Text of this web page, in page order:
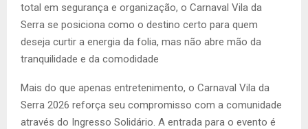
total em segurança e organização, o Carnaval Vila da
Serra se posiciona como o destino certo para quem
deseja curtir a energia da folia, mas não abre mão da
tranquilidade e da comodidade
Mais do que apenas entretenimento, o Carnaval Vila da
Serra 2026 reforça seu compromisso com a comunidade
através do Ingresso Solidário. A entrada para o evento é